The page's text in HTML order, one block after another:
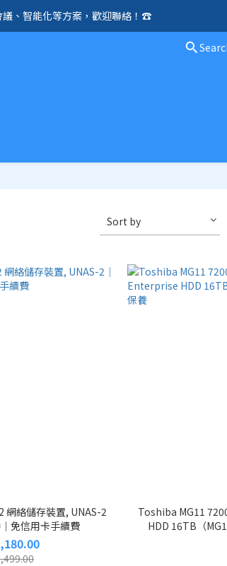
、HDD、UPS 除外）🛍️
、智能化等方案，歡迎聯絡！☎️
Sort by
網絡儲存裝置, UNAS-2
免信用卡手續費
Toshiba MG11
HDD 16TB（